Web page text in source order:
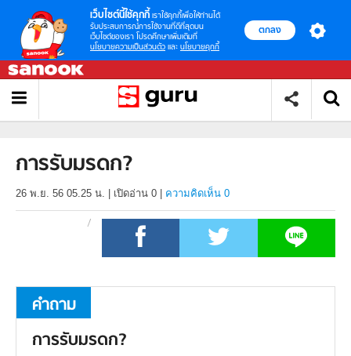
เว็บไซต์นี้ใช้คุกกี้ เราใช้คุกกี้เพื่อให้ท่านได้
รับประสบการณ์การใช้งานที่ดีที่สุดบน
เว็บไซต์ของเรา โปรดศึกษาเพิ่มเติมที่
นโยบายความเป็นส่วนตัว และ นโยบายคุกกี้
ตกลง
การรับมรดก?
26 พ.ย. 56 05.25 น. เปิดอ่าน 0 ความคิดเห็น 0
คำถาม
การรับมรดก?